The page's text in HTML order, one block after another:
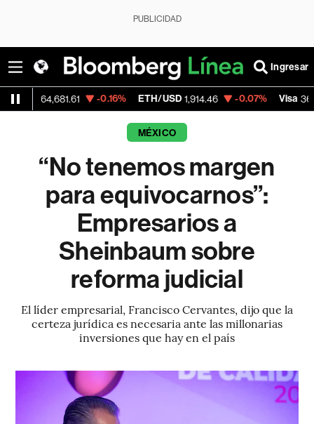
PUBLICIDAD
Ingresar
-0.16% ETH/USD 1,914.46 -0.07% Visa 367.90 -
MÉXICO
“No tenemos margen
para equivocarnos”:
Empresarios a
Sheinbaum sobre
reforma judicial
El líder empresarial, Francisco Cervantes, dijo que la
certeza jurídica es necesaria ante las millonarias
inversiones que hay en el país